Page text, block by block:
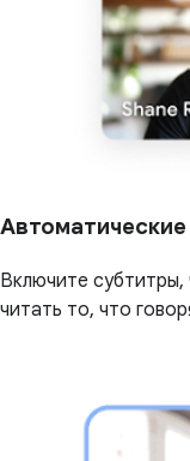
Включите субтитры,
читать то, что